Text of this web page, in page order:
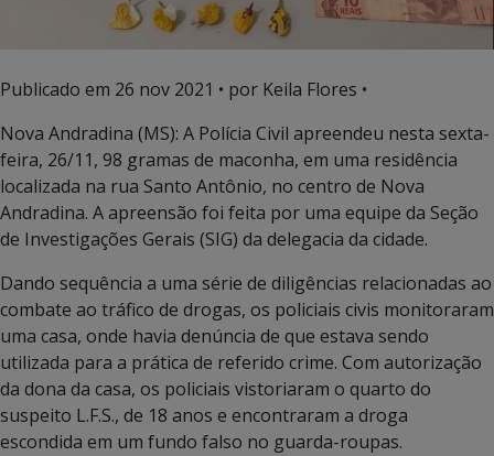
Publicado em 26 nov 2021 • por Keila Flores •
Nova Andradina (MS): A Polícia Civil apreendeu nesta sexta-
feira, 26/11, 98 gramas de maconha, em uma residência
localizada na rua Santo Antônio, no centro de Nova
Andradina. A apreensão foi feita por uma equipe da Seção
de Investigações Gerais (SIG) da delegacia da cidade.
Dando sequência a uma série de diligências relacionadas ao
combate ao tráfico de drogas, os policiais civis monitoraram
uma casa, onde havia denúncia de que estava sendo
utilizada para a prática de referido crime. Com autorização
da dona da casa, os policiais vistoriaram o quarto do
suspeito L.F.S., de 18 anos e encontraram a droga
escondida em um fundo falso no guarda-roupas.